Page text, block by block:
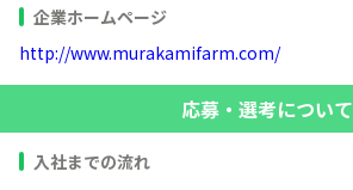
企業ホームページ
http://www.murakamifarm.com/
応募・選考について
入社までの流れ